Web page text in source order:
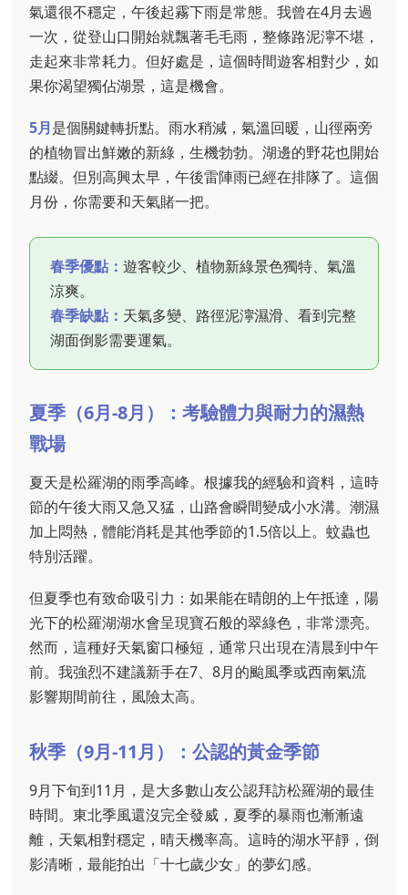
氣還很不穩定，午後起霧下雨是常態。我曾在4月去過
一次，從登山口開始就飄著毛毛雨，整條路泥濘不堪，
走起來非常耗力。但好處是，這個時間遊客相對少，如
果你渴望獨佔湖景，這是機會。
5月是個關鍵轉折點。雨水稍減，氣溫回暖，山徑兩旁
的植物冒出鮮嫩的新綠，生機勃勃。湖邊的野花也開始
點綴。但別高興太早，午後雷陣雨已經在排隊了。這個
月份，你需要和天氣賭一把。
春季優點： 遊客較少、植物新綠景色獨特、氣溫
涼爽。
春季缺點： 天氣多變、路徑泥濘濕滑、看到完整
湖面倒影需要運氣。
夏季（6月-8月）：考驗體力與耐力的濕熱
戰場
夏天是松羅湖的雨季高峰。根據我的經驗和資料，這時
節的午後大雨又急又猛，山路會瞬間變成小水溝。潮濕
加上悶熱，體能消耗是其他季節的1.5倍以上。蚊蟲也
特別活躍。
但夏季也有致命吸引力：如果能在晴朗的上午抵達，陽
光下的松羅湖湖水會呈現寶石般的翠綠色，非常漂亮。
然而，這種好天氣窗口極短，通常只出現在清晨到中午
前。我強烈不建議新手在7、8月的颱風季或西南氣流
影響期間前往，風險太高。
秋季（9月-11月）：公認的黃金季節
9月下旬到11月，是大多數山友公認拜訪松羅湖的最佳
時間。東北季風還沒完全發威，夏季的暴雨也漸漸遠
離，天氣相對穩定，晴天機率高。這時的湖水平靜，倒
影清晰，最能拍出「十七歲少女」的夢幻感。